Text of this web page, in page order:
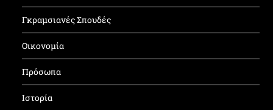
Γκραμσιανές Σπουδές
Οικονομία
Πρόσωπα
Ιστορία